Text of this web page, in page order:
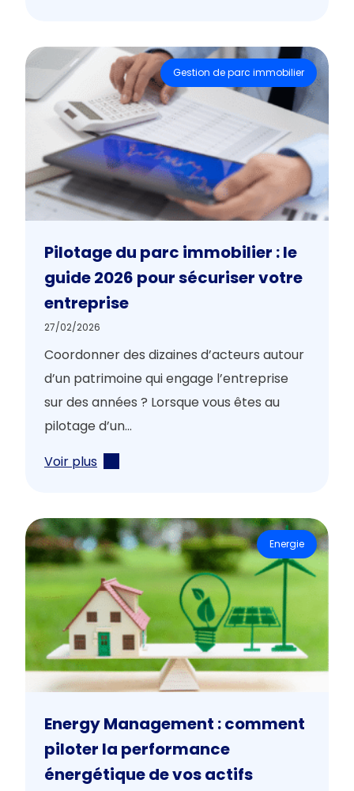
Gestion de parc immobilier
Pilotage du parc immobilier : le
guide 2026 pour sécuriser votre
entreprise
27/02/2026
Coordonner des dizaines d’acteurs autour
d’un patrimoine qui engage l’entreprise
sur des années ? Lorsque vous êtes au
pilotage d’un...
Voir plus
Energie
Energy Management : comment
piloter la performance
énergétique de vos actifs